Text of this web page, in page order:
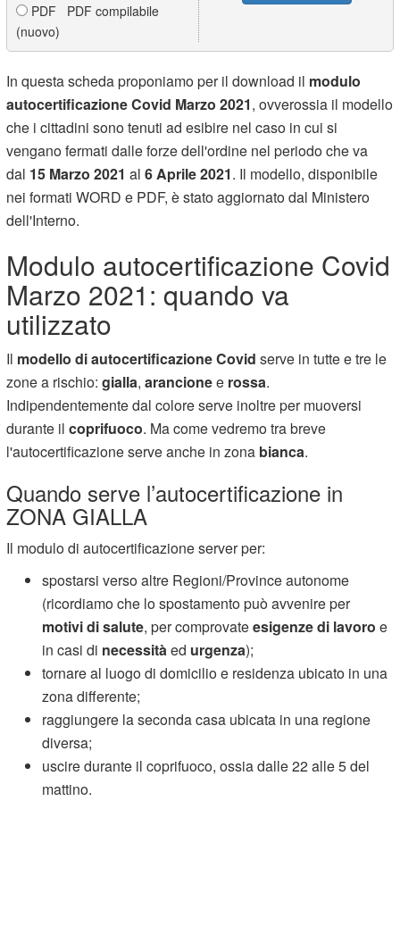
PDF PDF compilabile
(nuovo)
In questa scheda proponiamo per il download il modulo
autocertificazione Covid Marzo 2021, ovverossia il modello
che i cittadini sono tenuti ad esibire nel caso in cui si
vengano fermati dalle forze dell'ordine nel periodo che va
dal 15 Marzo 2021 al6 Aprile 2021. Il modello, disponibile
nei formati WORD e PDF, è stato aggiornato dal Ministero
dell'Interno.
Modulo autocertificazione Covid
Marzo 2021: quando va
utilizzato
Il modello di autocertificazione Covid serve in tutte e tre le
zone a rischio:gialla,arancionee rossa.
Indipendentemente dal colore serve inoltre per muoversi
durante ilcoprifuoco. Ma come vedremo tra breve
l'autocertificazione serve anche in zona bianca.
Quando serve l’autocertificazione in
ZONA GIALLA
Il modulo di autocertificazione server per:
spostarsi verso altre Regioni/Province autonome
(ricordiamo che lo spostamento può avvenire per
motivi di salute, per comprovateesigenze di lavoro e
in casi di necessitàed urgenza);
tornare al luogo di domicilio e residenza ubicato in una
zona differente;
raggiungere la seconda casa ubicata in una regione
diversa;
uscire durante il coprifuoco, ossia dalle 22 alle 5 del
mattino.